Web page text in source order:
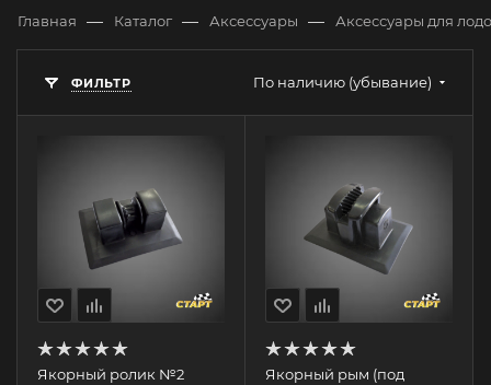
Главная — Каталог — Аксессуары — Аксессуары для
ФИЛЬТР По наличию (убывание)
Якорный ролик №2
Якорный рым (под